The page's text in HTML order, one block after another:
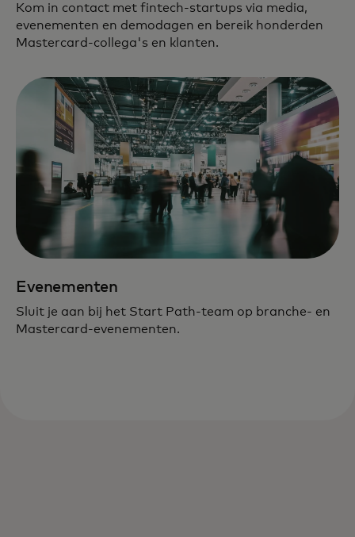
Kom in contact met fintech-startups via media,
evenementen en demodagen en bereik honderden
Mastercard-collega's en klanten.
Evenementen
Sluit je aan bij het Start Path-team op branche- en
Mastercard-evenementen.